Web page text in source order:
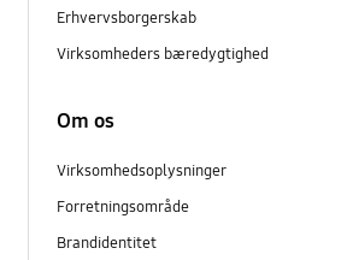
Erhvervsborgerskab
Virksomheders bæredygtighed
Om os
Virksomhedsoplysninger
Forretningsområde
Brandidentitet